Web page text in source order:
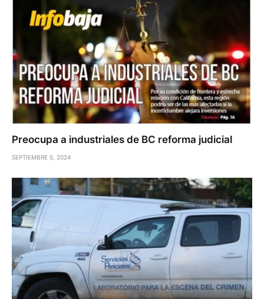
Preocupa a industriales de BC reforma judicial
SEPTIEMBRE 5, 2024